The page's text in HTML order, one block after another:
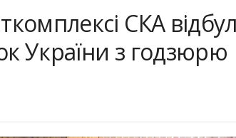
СКА
України з годзюрю